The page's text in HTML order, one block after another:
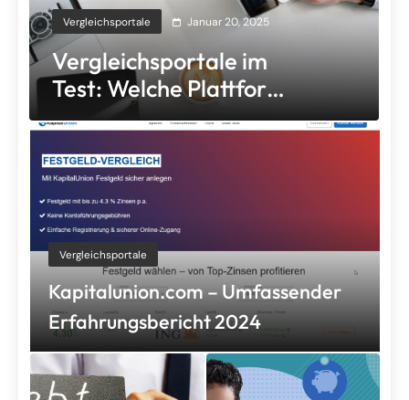
Vergleichsportale Januar 20, 2025
Vergleichsportale im
Test: Welche Plattform
ist wirklich am besten?
Vergleichsportale
Kapitalunion.com – Umfassender
Erfahrungsbericht 2024